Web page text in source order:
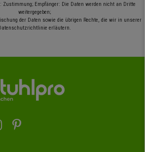
Zustimmung; Empfänger: Die Daten werden nicht an Dritte
weitergegeben;
der Daten sowie die übrigen Rechte, die wir in unserer
erläutern.